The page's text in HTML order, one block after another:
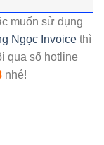
muốn sử dụng
Ngọc Invoice thì
qua số hotline
nhé!